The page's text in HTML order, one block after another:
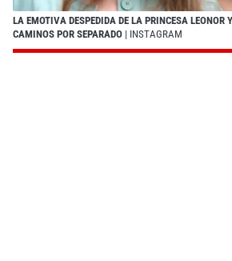
LA EMOTIVA DESPEDIDA DE LA PRINCESA LEONOR
CAMINOS POR SEPARADO | INSTAGRAM